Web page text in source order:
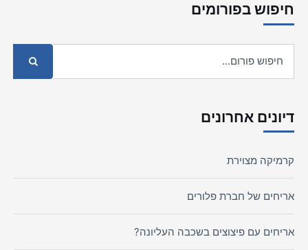
חיפוש בפורומים
דיונים אחרונים
קרמיקה מצוירת
אריחים של חברת פלורים
אריחים עם פיצוצים בשכבה העליונה?